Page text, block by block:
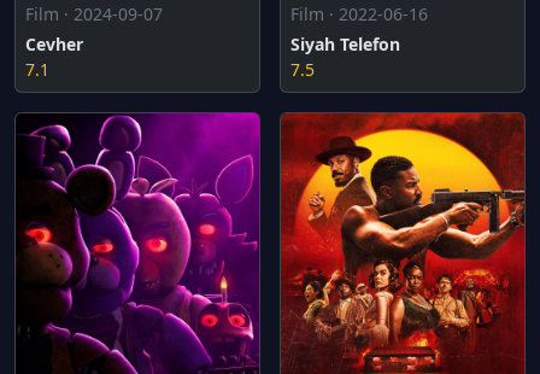
Film · 2024-09-07
Cevher
7.1
Film · 2022-06-16
Siyah Telefon
7.5